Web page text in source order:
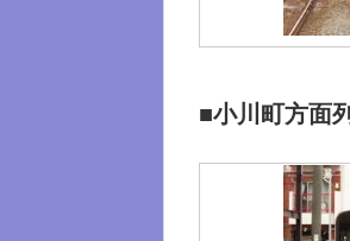
■小川町方面